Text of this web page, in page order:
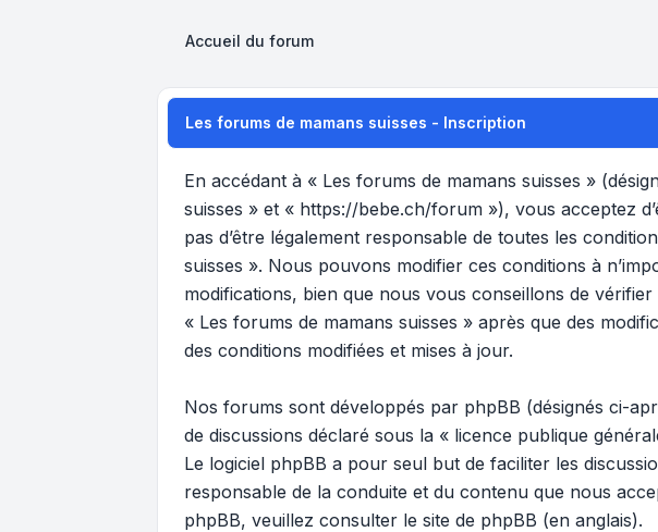
Accueil du forum
Les forums de mamans suisses - Inscription
En accédant à « Les forums de mamans suisses »
suisses » et « https://bebe.ch/forum »), vous acceptez
pas d’être légalement responsable de toutes les
suisses ». Nous pouvons modifier ces conditions à
modifications, bien que nous vous conseillons de
« Les forums de mamans suisses » après que des
des conditions modifiées et mises à jour.
Nos forums sont développés par phpBB (désignés ci-
de discussions déclaré sous la « licence publique
Le logiciel phpBB a pour seul but de faciliter les
responsable de la conduite et du contenu que nous
phpBB, veuillez consulter le site de phpBB (en anglais).